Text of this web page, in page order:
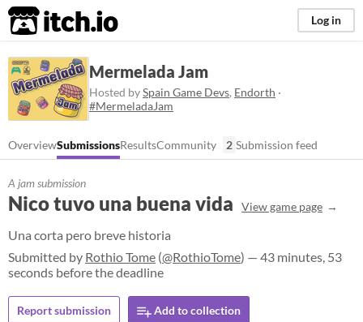
itch.io Log in
Mermelada Jam
Hosted bySpain Game Devs, Endorth ·
#MermeladaJam
OverviewSubmissionsResultsCommunity 2 Submission feed
A jam submission
Nico tuvo una buena vida View game page
Una corta pero breve historia
Submitted by Rothio Tome (@RothioTome) — 43 minutes, 53
seconds before the deadline
Report submission Add to collection